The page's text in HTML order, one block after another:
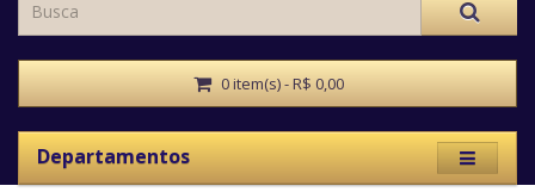
0 item(s) - R$ 0,00
Departamentos